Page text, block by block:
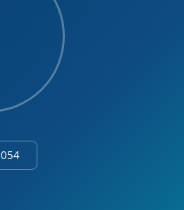
054 8081111